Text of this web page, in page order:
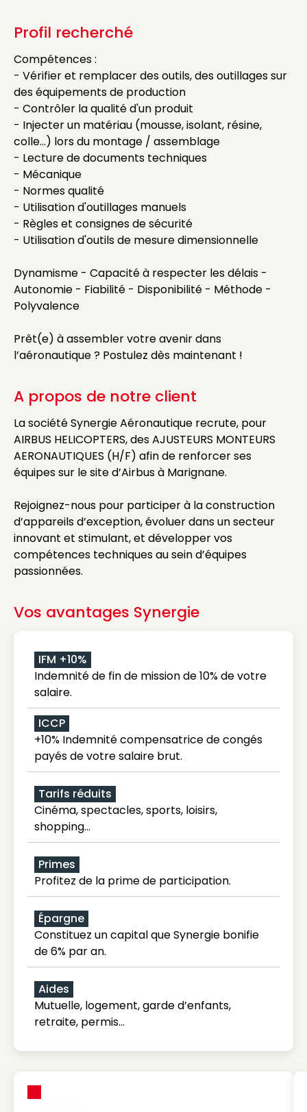
Profil recherché
Compétences :
- Vérifier et remplacer des outils, des outillages sur
des équipements de production
- Contrôler la qualité d'un produit
- Injecter un matériau (mousse, isolant, résine,
colle...) lors du montage / assemblage
- Lecture de documents techniques
- Mécanique
- Normes qualité
- Utilisation d'outillages manuels
- Règles et consignes de sécurité
- Utilisation d'outils de mesure dimensionnelle
Dynamisme - Capacité à respecter les délais -
Autonomie - Fiabilité - Disponibilité - Méthode -
Polyvalence
Prêt(e) à assembler votre avenir dans
l’aéronautique ? Postulez dès maintenant !
A propos de notre client
La société Synergie Aéronautique recrute, pour
AIRBUS HELICOPTERS, des AJUSTEURS MONTEURS
AERONAUTIQUES (H/F) afin de renforcer ses
équipes sur le site d’Airbus à Marignane.
Rejoignez-nous pour participer à la construction
d’appareils d’exception, évoluer dans un secteur
innovant et stimulant, et développer vos
compétences techniques au sein d’équipes
passionnées.
Vos avantages Synergie
IFM +10%
Indemnité de fin de mission de 10% de votre
salaire.
ICCP
+10% Indemnité compensatrice de congés
payés de votre salaire brut.
Tarifs réduits
Cinéma, spectacles, sports, loisirs,
shopping...
Primes
Profitez de la prime de participation.
Épargne
Constituez un capital que Synergie bonifie
de 6% par an.
Aides
Mutuelle, logement, garde d’enfants,
retraite, permis…